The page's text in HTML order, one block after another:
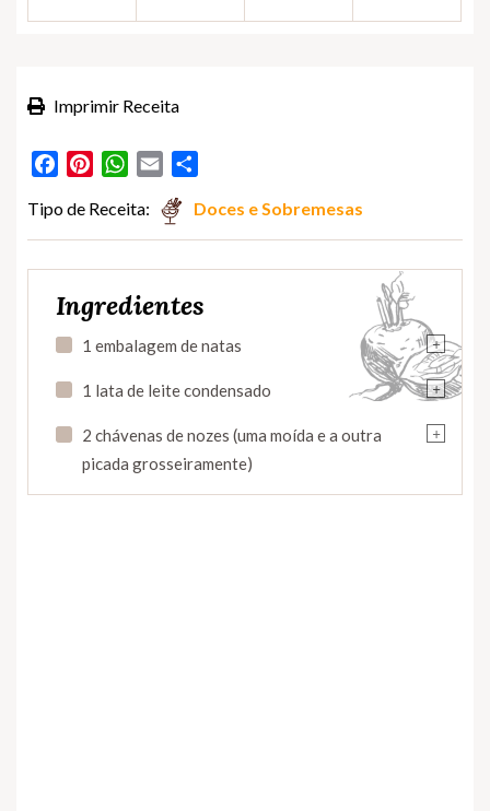
Imprimir Receita
FacebookPinterestWhatsApp
Email
Tipo de Receita: Doces e Sobremesas
Ingredientes
+
1 embalagem de natas
+
1 lata de leite condensado
+
2 chávenas de nozes (uma moída e a outra
picada grosseiramente)